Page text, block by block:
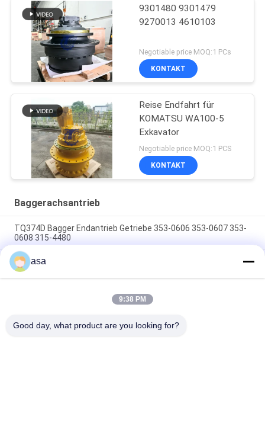
9301480 9301479
9270013 4610103
Negotiable price MOQ:1 PCs
KONTAKT
Reise Endfahrt für
KOMATSU WA100-5
Exkavator
Negotiable price MOQ:1 PCS
KONTAKT
Baggerachsantrieb
TQ374D Bagger Endantrieb Getriebe 353-0606 353-0607 353-
0608 315-4480
353-0528 333-3036 Bagger Endantrieb Motor Hydraulisch
geeignet TQ345D TQ349D
Der hydraulische Endantriebsmotor BMVT41 von Danfoss
kann an 5~6 Tonnen schwebende Steerlader angepasst
asa
9:38 PM
Good day, what product are you looking for?